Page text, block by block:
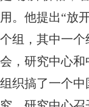
用。他提出“放
个组，其中一个
会，研究中心
组织搞了一个